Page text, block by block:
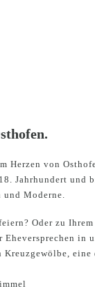
von
Jahrhundert und
und Moderne.
Oder zu
Eheversprechen in
eine